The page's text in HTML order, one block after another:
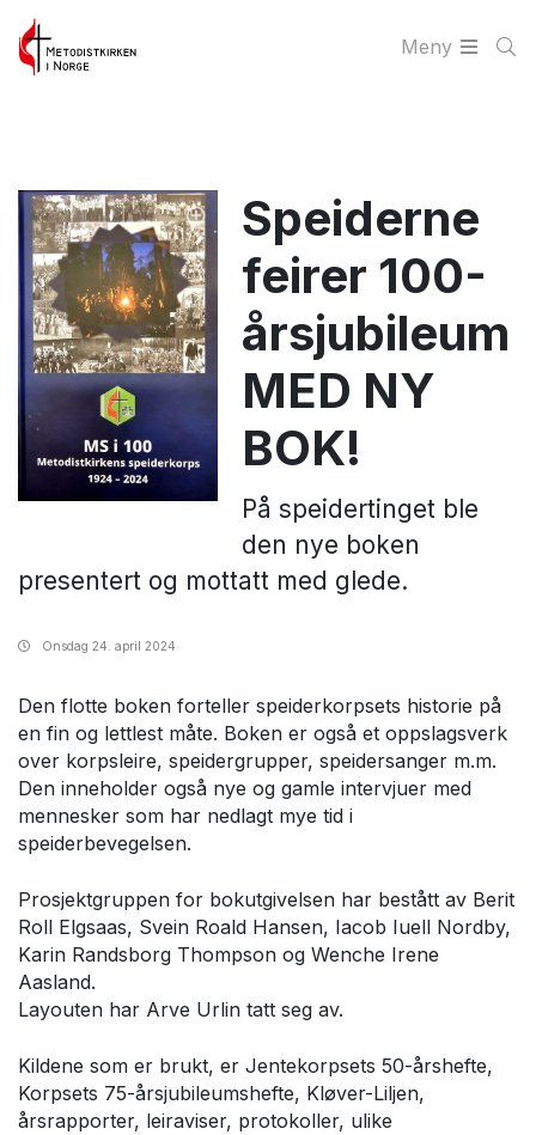
Meny
Speiderne
feirer 100-
årsjubileum
MED NY
BOK!
På speidertinget ble
den nye boken
presentert og mottatt med glede.
Onsdag 24. april 2024
Den flotte boken forteller speiderkorpsets historie på
en fin og lettlest måte. Boken er også et oppslagsverk
over korpsleire, speidergrupper, speidersanger m.m.
Den inneholder også nye og gamle intervjuer med
mennesker som har nedlagt mye tid i
speiderbevegelsen.
Prosjektgruppen for bokutgivelsen har bestått av Berit
Roll Elgsaas, Svein Roald Hansen, Iacob Iuell Nordby,
Karin Randsborg Thompson og Wenche Irene
Aasland.
Layouten har Arve Urlin tatt seg av.
Kildene som er brukt, er Jentekorpsets 50-årshefte,
Korpsets 75-årsjubileumshefte, Kløver-Liljen,
årsrapporter, leiraviser, protokoller, ulike